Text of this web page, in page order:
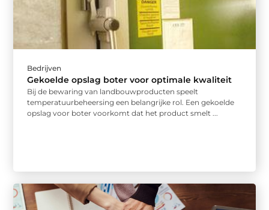
Bedrijven
Gekoelde opslag boter voor optimale kwaliteit
Bij de bewaring van landbouwproducten speelt
temperatuurbeheersing een belangrijke rol. Een gekoelde
opslag voor boter voorkomt dat het product smelt ...